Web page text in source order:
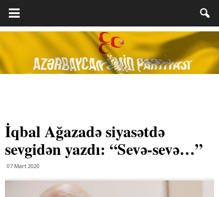
İqbal Ağazadə siyasətdə
sevgidən yazdı: “Sevə-sevə…”
07 Mart 2020